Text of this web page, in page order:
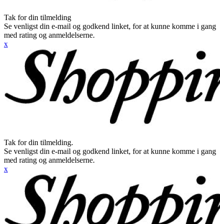
Tak for din tilmelding
Se venligst din e-mail og godkend linket, for at kunne komme i gang
med rating og anmeldelserne.
x
Tak for din tilmelding.
Se venligst din e-mail og godkend linket, for at kunne komme i gang
med rating og anmeldelserne.
x